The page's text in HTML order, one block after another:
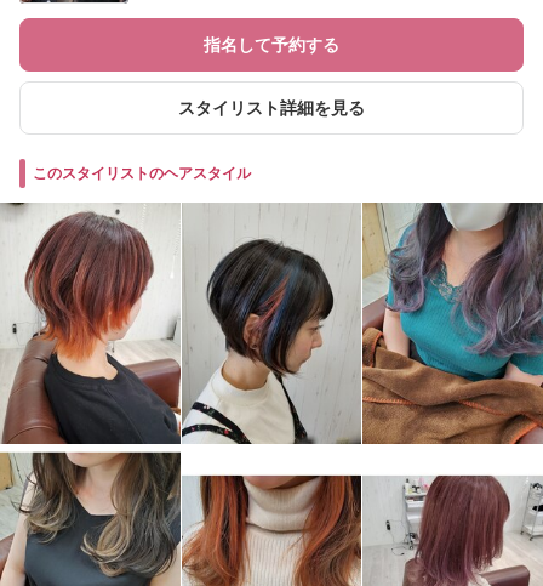
指名して予約する
スタイリスト詳細を見る
このスタイリストのヘアスタイル